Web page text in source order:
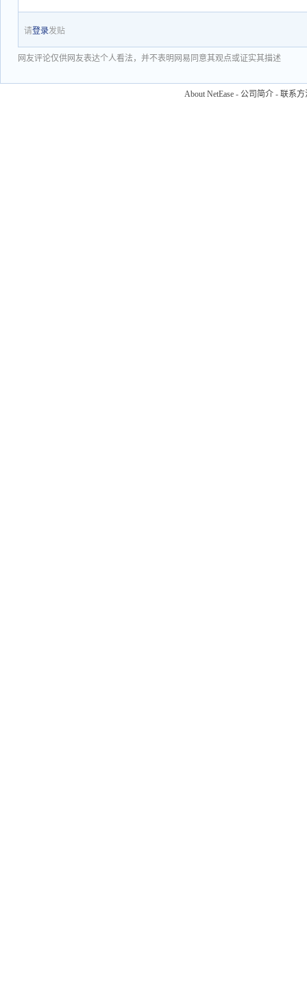
请登录发贴
网友评论仅供网友表达个人看法，并不表明网易同意其观点或证实其描述
About NetEase - 公司简介 - 联系方